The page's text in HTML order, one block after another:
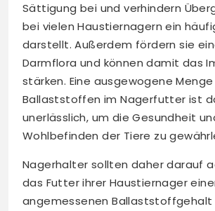
Sättigung bei und verhindern
bei vielen Haustiernagern ein
darstellt. Außerdem fördern sie
Darmflora und können damit das
stärken. Eine ausgewogene Menge
Ballaststoffen im Nagerfutter ist
unerlässlich, um die Gesundheit
Wohlbefinden der Tiere zu
Nagerhalter sollten daher darauf
das Futter ihrer Haustiernager
angemessenen Ballaststoffgehalt